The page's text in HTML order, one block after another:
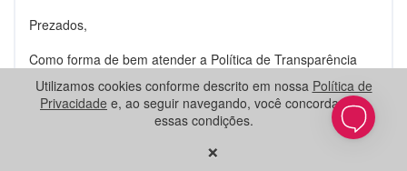
Prezados,
Como forma de bem atender a Política de Transparência
do Estado e a legislação de acesso à informação,
gostaríamos que a Pasta complementasse as informações
enviadas ao solicitante no pedido SIC 792441914414.
Como bem informado pelo setor, o arquivo utilizado para o
"ementário" está em um Access (gerenciador de base de
Utilizamos cookies conforme descrito em nossa Política de
Privacidade e, ao seguir navegando, você concorda com
essas condições.
×